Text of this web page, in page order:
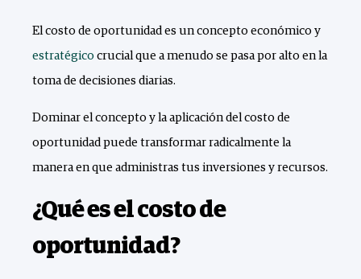
El costo de oportunidad es un concepto económico y
estratégico crucial que a menudo se pasa por alto en la
toma de decisiones diarias.
Dominar el concepto y la aplicación del costo de
oportunidad puede transformar radicalmente la
manera en que administras tus inversiones y recursos.
¿Qué es el costo de
oportunidad?